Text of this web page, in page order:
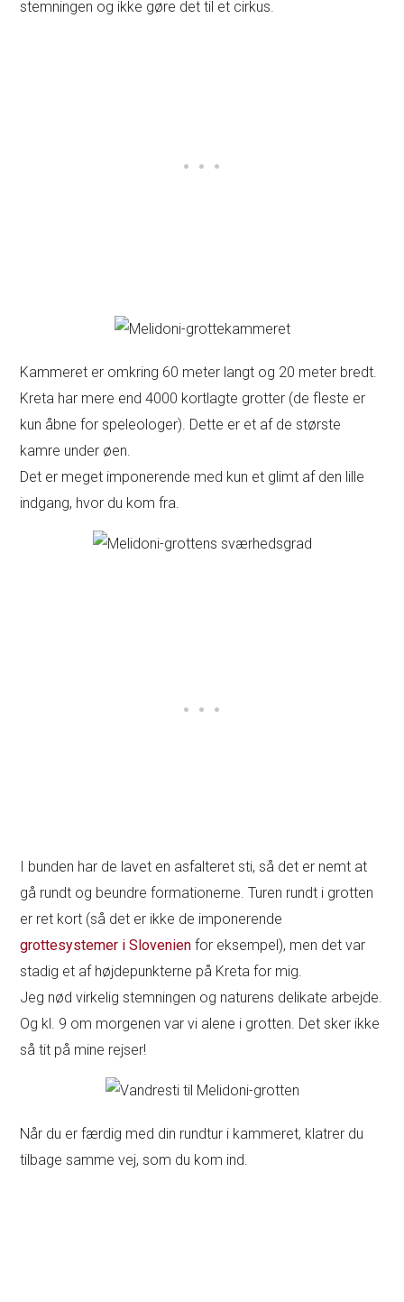
stemningen og ikke gøre det til et cirkus.
Kammeret er omkring 60 meter langt og 20 meter bredt.
Kreta har mere end 4000 kortlagte grotter (de fleste er
kun åbne for speleologer). Dette er et af de største
kamre under øen.
Det er meget imponerende med kun et glimt af den lille
indgang, hvor du kom fra.
I bunden har de lavet en asfalteret sti, så det er nemt at
gå rundt og beundre formationerne. Turen rundt i grotten
er ret kort (så det er ikke de imponerende
grottesystemer i Slovenien for eksempel), men det var
stadig et af højdepunkterne på Kreta for mig.
Jeg nød virkelig stemningen og naturens delikate arbejde.
Og kl. 9 om morgenen var vi alene i grotten. Det sker ikke
så tit på mine rejser!
Når du er færdig med din rundtur i kammeret, klatrer du
tilbage samme vej, som du kom ind.